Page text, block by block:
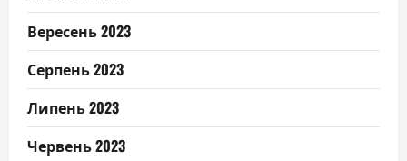
Вересень 2023
Серпень 2023
Липень 2023
Червень 2023